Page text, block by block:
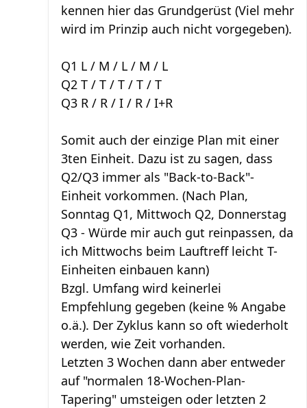
kennen hier das Grundgerüst (Viel mehr
wird im Prinzip auch nicht vorgegeben).
Q1 L / M / L / M / L
Q2 T / T / T / T / T
Q3 R / R / I / R / I+R
Somit auch der einzige Plan mit einer
3ten Einheit. Dazu ist zu sagen, dass
Q2/Q3 immer als "Back-to-Back"-
Einheit vorkommen. (Nach Plan,
Sonntag Q1, Mittwoch Q2, Donnerstag
Q3 - Würde mir auch gut reinpassen, da
ich Mittwochs beim Lauftreff leicht T-
Einheiten einbauen kann)
Bzgl. Umfang wird keinerlei
Empfehlung gegeben (keine % Angabe
o.ä.). Der Zyklus kann so oft wiederholt
werden, wie Zeit vorhanden.
Letzten 3 Wochen dann aber entweder
auf "normalen 18-Wochen-Plan-
Tapering" umsteigen oder letzten 2